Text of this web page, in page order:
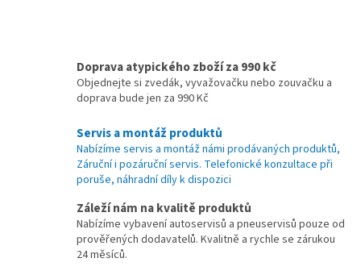
Doprava atypického zboží za 990 kč
Objednejte si zvedák, vyvažovačku nebo zouvačku a
doprava bude jen za 990 Kč
Servis a montáž produktů
Nabízíme servis a montáž námi prodávaných produktů,
Záruční i pozáruční servis. Telefonické konzultace při
poruše, náhradní díly k dispozici
Záleží nám na kvalitě produktů
Nabízíme vybavení autoservisů a pneuservisů pouze od
prověřených dodavatelů. Kvalitně a rychle se zárukou
24 měsíců.